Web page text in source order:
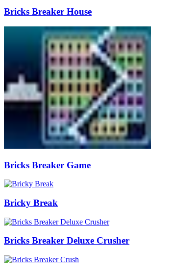
Bricks Breaker House
Bricks Breaker Game
Bricky Break
Bricks Breaker Deluxe Crusher